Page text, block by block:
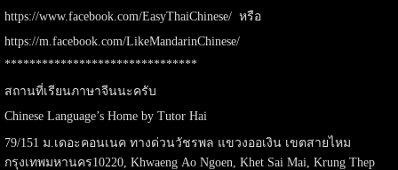
https://www.facebook.com/EasyThaiChinese/หรือ
https://m.facebook.com/LikeMandarinChinese/
*******************************
สถานที่เรียนภาษาจีนนะครับ
Chinese Language’s Home by Tutor Hai
79/151 ม.เดอะคอนเนค ทางด่วนวัชรพล แขวงออเงิน เขตสายไหม
กรุงเทพมหานคร10220, Khwaeng Ao Ngoen, Khet Sai Mai, Krung Thep